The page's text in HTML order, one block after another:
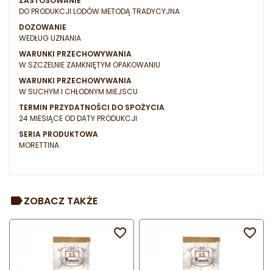
DO PRODUKCJI LODÓW METODĄ TRADYCYJNA
DOZOWANIE
WEDŁUG UZNANIA
WARUNKI PRZECHOWYWANIA
W SZCZELNIE ZAMKNIĘTYM OPAKOWANIU
WARUNKI PRZECHOWYWANIA
W SUCHYM I CHŁODNYM MIEJSCU
TERMIN PRZYDATNOŚCI DO SPOŻYCIA
24 MIESIĄCE OD DATY PRODUKCJI
SERIA PRODUKTOWA
MORETTINA
ZOBACZ TAKŻE
 